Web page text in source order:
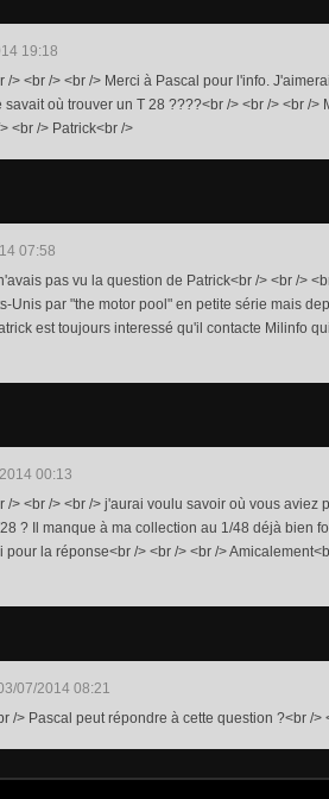
19:18
/> <br /> <br /> Merci à Pascal pour l'info.
où trouver un T 28 ????<br /> <br /> <br />
<br /> Patrick<br />
07:58
pas vu la question de Patrick<br /> <br />
Unis par "the motor pool" en petite série mais
est toujours interessé qu'il contacte Milinfo
00:13
/> <br /> <br /> j'aurai voulu savoir où vous aviez
? Il manque à ma collection au 1/48 déjà bien
pour la réponse<br /> <br /> <br />
07/2014 08:21
/> Pascal peut répondre à cette question ?<br />